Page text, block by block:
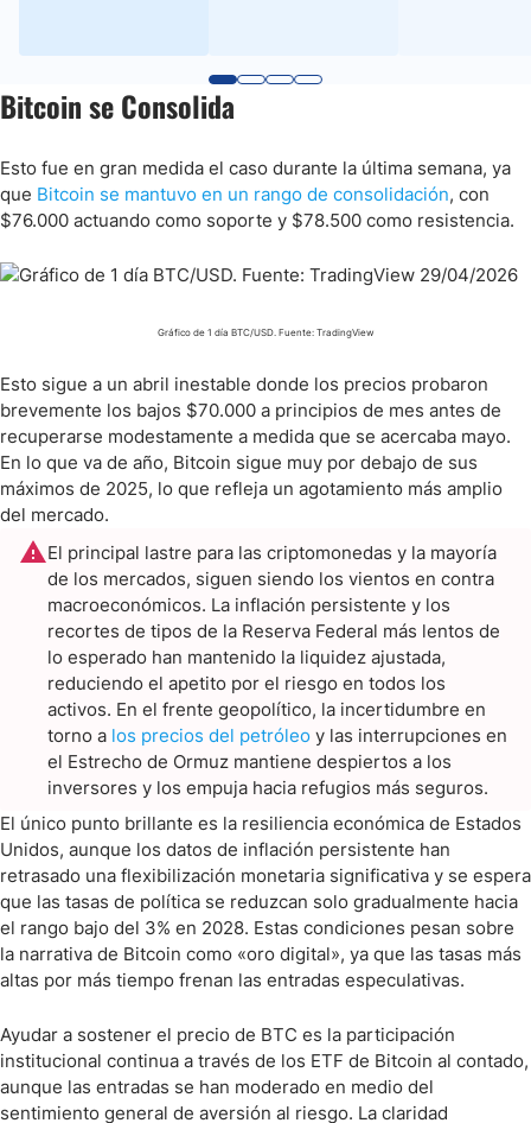
Bitcoin se Consolida
Esto fue en gran medida el caso durante la última semana, ya
que Bitcoin se mantuvo en un rango de consolidación, con
$76.000 actuando como soporte y $78.500 como resistencia.
Gráfico de 1 día BTC/USD. Fuente: TradingView
Esto sigue a un abril inestable donde los precios probaron
brevemente los bajos $70.000 a principios de mes antes de
recuperarse modestamente a medida que se acercaba mayo.
En lo que va de año, Bitcoin sigue muy por debajo de sus
máximos de 2025, lo que refleja un agotamiento más amplio
del mercado.
El principal lastre para las criptomonedas y la mayoría
de los mercados, siguen siendo los vientos en contra
macroeconómicos. La inflación persistente y los
recortes de tipos de la Reserva Federal más lentos de
lo esperado han mantenido la liquidez ajustada,
reduciendo el apetito por el riesgo en todos los
activos. En el frente geopolítico, la incertidumbre en
torno a los precios del petróleo y las interrupciones en
el Estrecho de Ormuz mantiene despiertos a los
inversores y los empuja hacia refugios más seguros.
El único punto brillante es la resiliencia económica de Estados
Unidos, aunque los datos de inflación persistente han
retrasado una flexibilización monetaria significativa y se espera
que las tasas de política se reduzcan solo gradualmente hacia
el rango bajo del 3% en 2028. Estas condiciones pesan sobre
la narrativa de Bitcoin como «oro digital», ya que las tasas más
altas por más tiempo frenan las entradas especulativas.
Ayudar a sostener el precio de BTC es la participación
institucional continua a través de los ETF de Bitcoin al contado,
aunque las entradas se han moderado en medio del
sentimiento general de aversión al riesgo. La claridad